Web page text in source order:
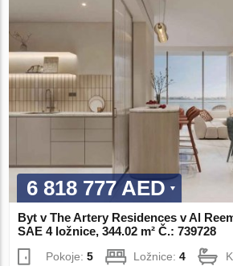
6 818 777 AED
Byt v The Artery Residences v Al
SAE 4 ložnice, 344.02 m² Č.: 739728
Pokoje:5 Ložnice:4